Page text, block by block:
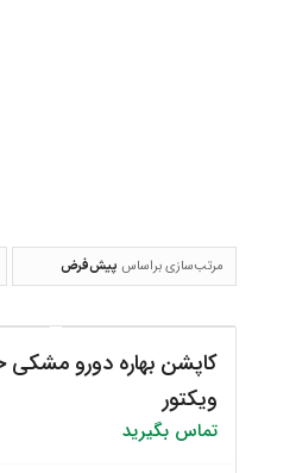
مرتب‌سازی براساس پیش‌فرض
کاپشن بهاره دورو
ویکتور
تماس بگیرید